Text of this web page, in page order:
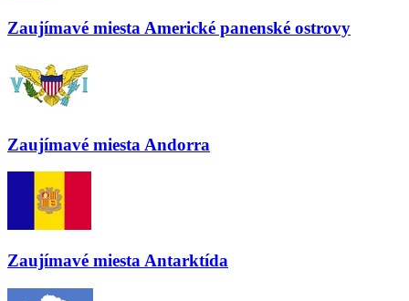
Zaujímavé miesta Americké panenské ostrovy
Zaujímavé miesta Andorra
Zaujímavé miesta Antarktída